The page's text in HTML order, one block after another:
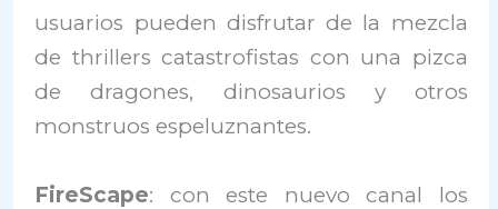
usuarios pueden disfrutar de la mezcla
de thrillers catastrofistas con una pizca
de dragones, dinosaurios y otros
monstruos espeluznantes.
FireScape: con este nuevo canal los